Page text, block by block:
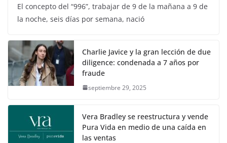
El concepto del “996”, trabajar de 9 de la mañana a 9 de
la noche, seis días por semana, nació
Charlie Javice y la gran lección de due
diligence: condenada a 7 años por
fraude
septiembre 29, 2025
Vera Bradley se reestructura y vende
Pura Vida en medio de una caída en
las ventas